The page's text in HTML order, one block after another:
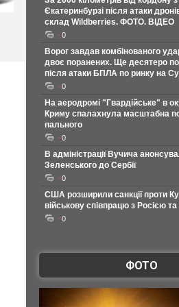
Єкатеринбурзі після атаки
склад Wildberries. ФОТО. ВІДЕО
0
Ворог завдав комбінованого
двоє поранених. Ще десятеро
після атаки БПЛА по ринку на
0
На аеродромі "Гвардійське" в
Криму спалахнула масштабна
пального
0
В адміністрації Вучича
Зеленського до Сербії
0
США розширили санкції проти
військову співпрацю з Росією
0
ФОТО